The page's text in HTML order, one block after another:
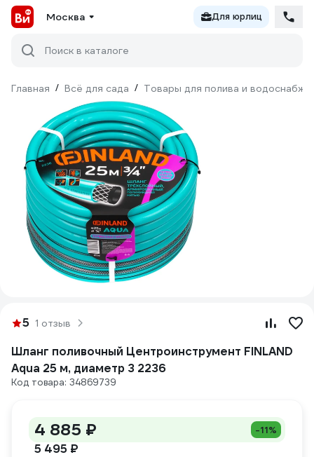
Москва Для юрлиц
Поиск в каталоге
Главная / Всё для сада / Товары для полива и
5 1 отзыв
Шланг поливочный Центроинструмент FINLAND
Aqua 25 м, диаметр 3 2236
Код товара: 34869739
4 885 ₽ -11%
5 495 ₽